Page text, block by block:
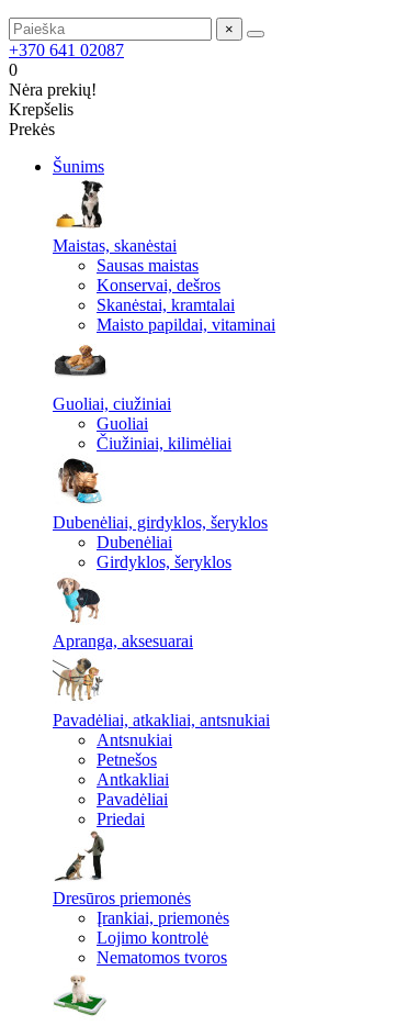
×
+370 641 02087
0
Nėra prekių!
Krepšelis
Prekės
Šunims
Maistas, skanėstai
Sausas maistas
Konservai, dešros
Skanėstai, kramtalai
Maisto papildai, vitaminai
Guoliai, ciužiniai
Guoliai
Čiužiniai, kilimėliai
Dubenėliai, girdyklos, šeryklos
Dubenėliai
Girdyklos, šeryklos
Apranga, aksesuarai
Pavadėliai, atkakliai, antsnukiai
Antsnukiai
Petnešos
Antkakliai
Pavadėliai
Priedai
Dresūros priemonės
Įrankiai, priemonės
Lojimo kontrolė
Nematomos tvoros